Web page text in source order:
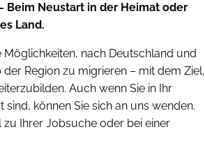
Beim Neustart in der Heimat oder
Land.
nach Deutschland und
Region zu migrieren – mit dem Ziel,
Auch wenn Sie in Ihr
können Sie sich an uns wenden.
Ihrer Jobsuche oder bei einer